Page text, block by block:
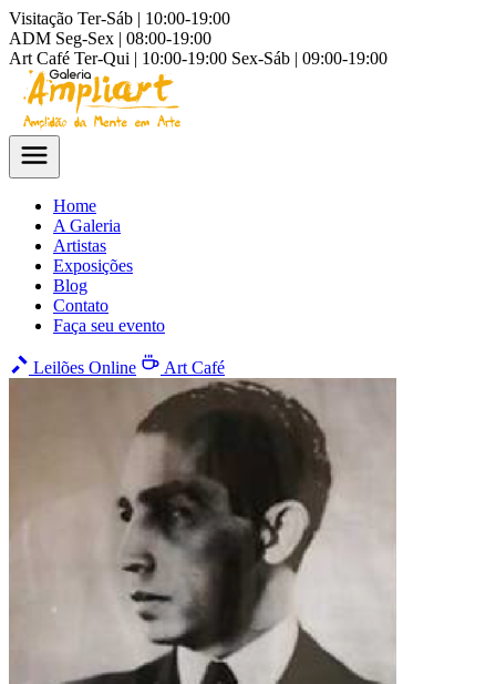
Visitação Ter-Sáb | 10:00-19:00
ADM Seg-Sex | 08:00-19:00
Art Café Ter-Qui | 10:00-19:00 Sex-Sáb | 09:00-19:00
Home
A Galeria
Artistas
Exposições
Blog
Contato
Faça seu evento
Leilões Online Art Café